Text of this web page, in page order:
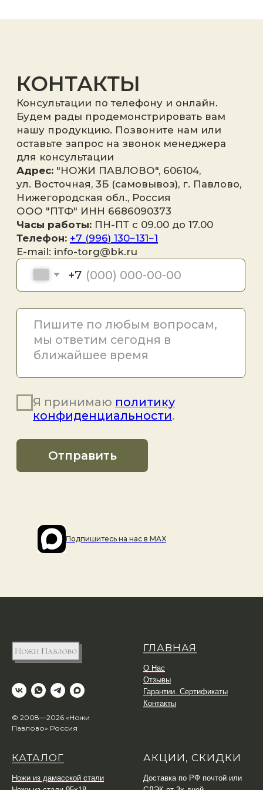
Подпишитесь на наc в MAX
© 2008—2026 «Ножи
Павлово» Россия
ГЛАВНАЯ
О Нас
Отзывы
Гарантии. Сертификаты
Контакты
КАТАЛОГ
Ножи из дамасской стали
АКЦИИ, СКИДКИ
Доставка по РФ почтой или